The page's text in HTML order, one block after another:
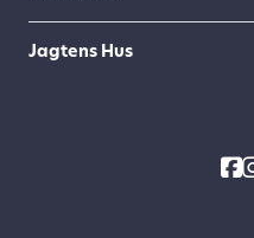
Jagtens Hus